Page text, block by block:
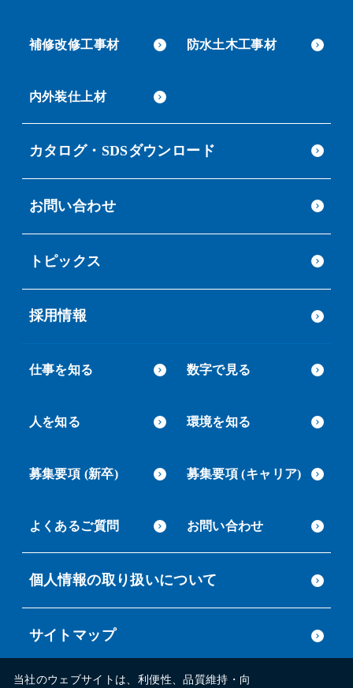
補修改修工事材 防水土木工事材
内外装仕上材
カタログ・SDSダウンロード
お問い合わせ
トピックス
採用情報
仕事を知る 数字で見る
人を知る 環境を知る
募集要項 (新卒) 募集要項 (キャリア)
よくあるご質問 お問い合わせ
個人情報の取り扱いについて
サイトマップ
当社のウェブサイトは、利便性、品質維持・向